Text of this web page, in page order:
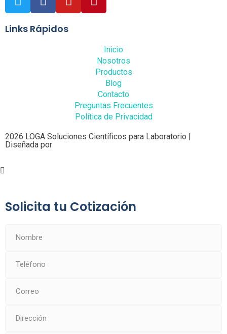
Links Rápidos
Inicio
Nosotros
Productos
Blog
Contacto
Preguntas Frecuentes
Política de Privacidad
2026 LOGA Soluciones Científicos para Laboratorio |
Diseñada por
Solicita tu Cotización